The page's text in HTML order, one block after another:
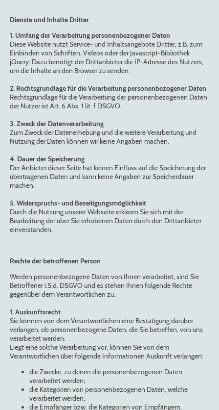
Dienste und Inhalte Dritter
1. Umfang der Verarbeitung personenbezogener Daten
Diese Website nutzt Service- und Inhaltsangebote Dritter, z.B. zum
Einbinden von Schriften, Videos oder der Javascript-Bibliothek
jQuery. Dazu benötigt der Drittanbieter die IP-Adresse des Nutzers,
um die Inhalte an den Browser zu senden.
2. Rechtsgrundlage für die Verarbeitung personenbezogener Daten
Rechtsgrundlage für die Verarbeitung der personenbezogenen Daten
der Nutzer ist Art. 6 Abs. 1 lit. f DSGVO.
3. Zweck der Datenverarbeitung
Zum Zweck der Datenerhebung und die weitere Verarbeitung und
Nutzung der Daten können wir keine Angaben machen.
4. Dauer der Speicherung
Der Anbieter dieser Seite hat keinen Einfluss auf die Speicherung der
übertragenen Daten und kann keine Angaben zur Speicherdauer
machen.
5. Widerspruchs- und Beseitigungsmöglichkeit
Durch die Nutzung unserer Webseite erklären Sie sich mit der
Bearbeitung der über Sie erhobenen Daten durch den Drittanbieter
einverstanden.
Rechte der betroffenen Person
Werden personenbezogene Daten von Ihnen verarbeitet, sind Sie
Betroffener i.S.d. DSGVO und es stehen Ihnen folgende Rechte
gegenüber dem Verantwortlichen zu:
1. Auskunftsrecht
Sie können von dem Verantwortlichen eine Bestätigung darüber
verlangen, ob personenbezogene Daten, die Sie betreffen, von uns
verarbeitet werden.
Liegt eine solche Verarbeitung vor, können Sie von dem
Verantwortlichen über folgende Informationen Auskunft verlangen:
die Zwecke, zu denen die personenbezogenen Daten
verarbeitet werden;
die Kategorien von personenbezogenen Daten, welche
verarbeitet werden;
die Empfänger bzw. die Kategorien von Empfängern,